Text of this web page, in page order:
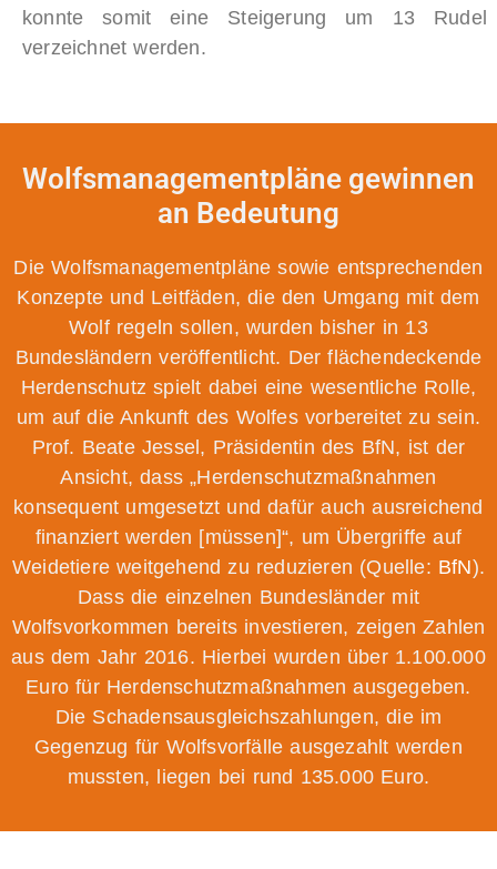
konnte somit eine Steigerung um 13 Rudel
verzeichnet werden.
Wolfsmanagementpläne gewinnen
an Bedeutung
Die Wolfsmanagementpläne sowie entsprechenden
Konzepte und Leitfäden, die den Umgang mit dem
Wolf regeln sollen, wurden bisher in 13
Bundesländern veröffentlicht. Der flächendeckende
Herdenschutz spielt dabei eine wesentliche Rolle,
um auf die Ankunft des Wolfes vorbereitet zu sein.
Prof. Beate Jessel, Präsidentin des BfN, ist der
Ansicht, dass „Herdenschutzmaßnahmen
konsequent umgesetzt und dafür auch ausreichend
finanziert werden [müssen]“, um Übergriffe auf
Weidetiere weitgehend zu reduzieren (Quelle: BfN).
Dass die einzelnen Bundesländer mit
Wolfsvorkommen bereits investieren, zeigen Zahlen
aus dem Jahr 2016. Hierbei wurden über 1.100.000
Euro für Herdenschutzmaßnahmen ausgegeben.
Die Schadensausgleichszahlungen, die im
Gegenzug für Wolfsvorfälle ausgezahlt werden
mussten, liegen bei rund 135.000 Euro.